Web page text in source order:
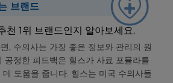
브랜드
천 1위 브랜드인지 알아보세요.
, 수의사는 가장 좋은 정보와 관리의 원
공정한 피드백은 힐스가 사료 포뮬라를
도움을 줍니다. 힐스는 미국 수의사들